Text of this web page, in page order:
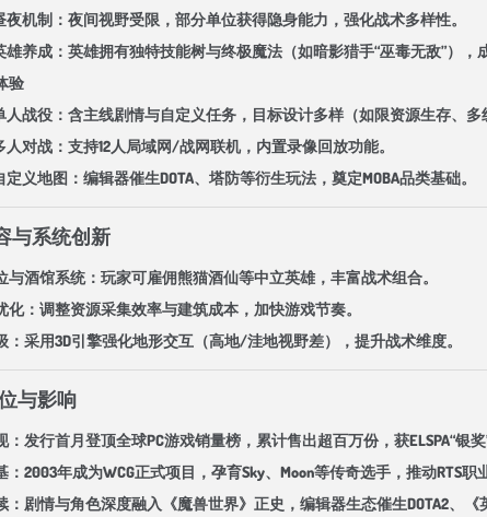
夜机制​：夜间视野受限，部分单位获得隐身能力，强化战术多样性。
雄养成​：英雄拥有独特技能树与终极魔法（如暗影猎手“巫毒无敌”），
验​
人战役​：含主线剧情与自定义任务，目标设计多样（如限资源生存、多
人对战​：支持12人局域网/战网联机，内置录像回放功能。
定义地图​：编辑器催生DOTA、塔防等衍生玩法，奠定MOBA品类基础。
与系统创新​
与酒馆系统​：玩家可雇佣熊猫酒仙等中立英雄，丰富战术组合。
化​：调整资源采集效率与建筑成本，加快游戏节奏。
：采用3D引擎强化地形交互（高地/洼地视野差），提升战术维度。
与影响​
：发行首月登顶全球PC游戏销量榜，累计售出超百万份，获ELSPA“银
：2003年成为WCG正式项目，孕育Sky、Moon等传奇选手，推动RTS职
：剧情与角色深度融入《魔兽世界》正史，编辑器生态催生DOTA2、《